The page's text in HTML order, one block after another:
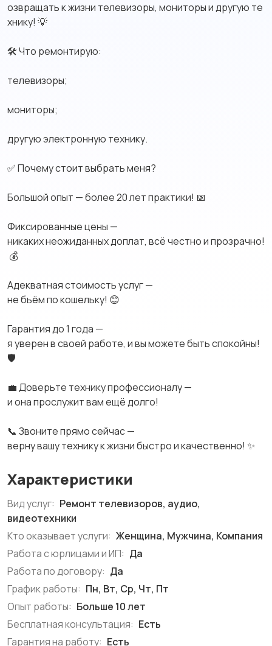
озвращать к жизни телевизоры, мониторы и другую те
хнику! 💡
🛠 Что ремонтирую:
телевизоры;
мониторы;
другую электронную технику.
✅ Почему стоит выбрать меня?
Большой опыт — более 20 лет практики! 📅
Фиксированные цены —
никаких неожиданных доплат, всё честно и прозрачно!
💰
Адекватная стоимость услуг —
не бьём по кошельку! 😊
Гарантия до 1 года —
я уверен в своей работе, и вы можете быть спокойны!
🛡️
💼 Доверьте технику профессионалу —
и она прослужит вам ещё долго!
📞 Звоните прямо сейчас —
верну вашу технику к жизни быстро и качественно! ✨
Характеристики
Вид услуг: Ремонт телевизоров, аудио,
видеотехники
Кто оказывает услуги: Женщина, Мужчина, Компания
Работа с юрлицами и ИП: Да
Работа по договору: Да
График работы: Пн, Вт, Ср, Чт, Пт
Опыт работы: Больше 10 лет
Бесплатная консультация: Есть
Гарантия на работу: Есть